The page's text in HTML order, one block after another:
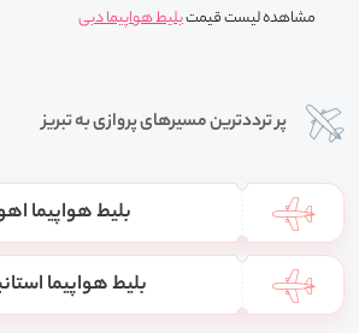
مشاهده لیست قیمتبلیط هواپیما دبی
پر ترددترین مسیرهای پروازی به تبریز
بلیط هواپیما
بلیط هواپیما